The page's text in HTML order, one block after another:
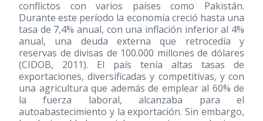
conflictos con varios países como Pakistán.
Durante este período la economía creció hasta una
tasa de 7,4% anual, con una inflación inferior al 4%
anual, una deuda externa que retrocedía y
reservas de divisas de 100.000 millones de dólares
(CIDOB, 2011). El país tenía altas tasas de
exportaciones, diversificadas y competitivas, y con
una agricultura que además de emplear al 60% de
la fuerza laboral, alcanzaba para el
autoabastecimiento y la exportación. Sin embargo,